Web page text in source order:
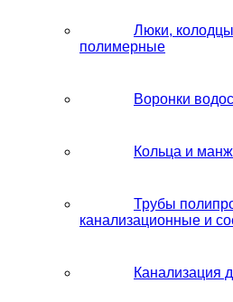
Люки,
полимерные
Воронки
Кольца и
Трубы
канализационные и
Канализация